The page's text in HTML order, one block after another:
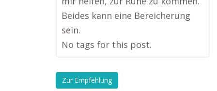
Beides kann eine Bereicherung
sein.
No tags for this post.
Zur Empfehlung